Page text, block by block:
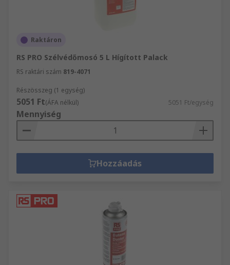
Raktáron
RS PRO Szélvédőmosó 5 L Hígított Palack
RS raktári szám 819-4071
Részösszeg (1 egység)
5051 Ft(ÁFA nélkül) 5051 Ft/egység
Mennyiség
Hozzáadás